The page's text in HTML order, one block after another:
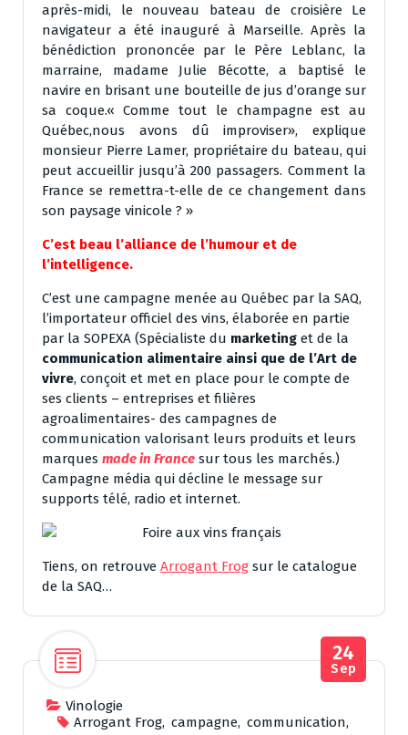
après-midi, le nouveau bateau de croisière Le
navigateur a été inauguré à Marseille. Après la
bénédiction prononcée par le Père Leblanc, la
marraine, madame Julie Bécotte, a baptisé le
navire en brisant une bouteille de jus d’orange sur
sa coque.« Comme tout le champagne est au
Québec,nous avons dû improviser», explique
monsieur Pierre Lamer, propriétaire du bateau, qui
peut accueillir jusqu’à 200 passagers. Comment la
France se remettra-t-elle de ce changement dans
son paysage vinicole ? »
C’est beau l’alliance de l’humour et de
l’intelligence.
C’est une campagne menée au Québec par la SAQ,
l’importateur officiel des vins, élaborée en partie
par la SOPEXA (Spécialiste du marketing et de la
communication alimentaire ainsi que de l’Art de
vivre, conçoit et met en place pour le compte de
ses clients – entreprises et filières
agroalimentaires- des campagnes de
communication valorisant leurs produits et leurs
marques made in France sur tous les marchés.)
Campagne média qui décline le message sur
supports télé, radio et internet.
Tiens, on retrouve Arrogant Frog sur le catalogue
de la SAQ…
Vinologie
Arrogant Frog, campagne, communication,
24
Sep